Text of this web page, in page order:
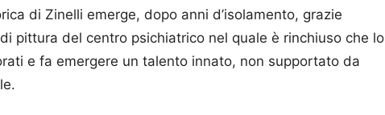
di Zinelli emerge, dopo anni d’isolamento, grazie
pittura del centro psichiatrico nel quale è rinchiuso che lo
e fa emergere un talento innato, non supportato da